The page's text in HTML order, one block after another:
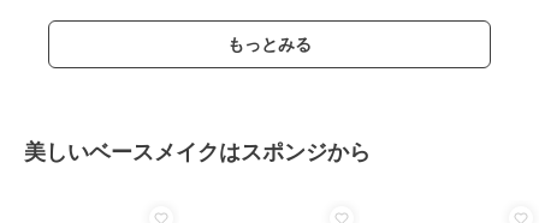
もっとみる
美しいベースメイクはスポンジから